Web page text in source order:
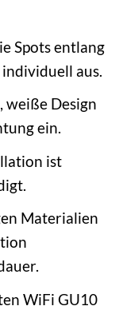
Spots entlang
aus.
weiße Design
ein.
ist
Materialien
WiFi GU10